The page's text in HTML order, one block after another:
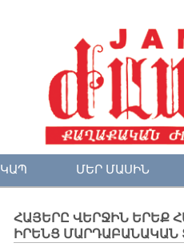
ԿԱՊ ՄԵՐ ՄԱՍԻՆ
ՀԱՅԵՐԸ ՎԵՐՋԻՆ ԵՐԵՔ
ԻՐԵՆՑ ՄԱՐԴԱԲԱՆԱԿԱՆ